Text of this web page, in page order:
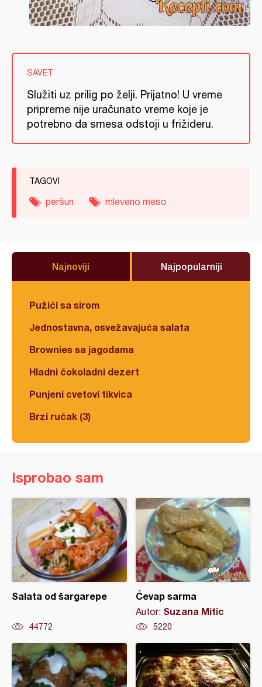
SAVET
Služiti uz prilig po želji. Prijatno! U vreme
pripreme nije uračunato vreme koje je
potrebno da smesa odstoji u frižideru.
TAGOVI
peršun mleveno meso
Najnoviji Najpopularniji
Pužići sa sirom
Jednostavna, osvežavajuća salata
Brownies sa jagodama
Hladni čokoladni dezert
Punjeni cvetovi tikvica
Brzi ručak (3)
Isprobao sam
Salata od šargarepe
44772
Ćevap sarma
Autor: Suzana Mitic
5220